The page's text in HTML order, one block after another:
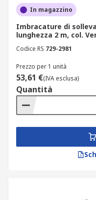
dovuti al calore e
in ambienti con
i 90 °C.
In magazzino
Imbracature di
lunghezza 2 m, col.
Codice RS 729-2981
Prezzo per 1 unità
53,61 €(IVA esclusa)
Quantità